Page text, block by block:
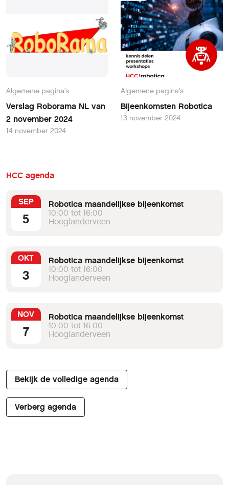
Algemene pagina's
Verslag Roborama NL van
2 november 2024
14 november 2024
Algemene pagina's
Bijeenkomsten Robotica
13 november 2024
HCC agenda
SEP
5
Robotica maandelijkse bijeenkomst
10:00 tot 16:00
Hooglanderveen
OKT
3
Robotica maandelijkse bijeenkomst
10:00 tot 16:00
Hooglanderveen
NOV
7
Robotica maandelijkse bijeenkomst
10:00 tot 16:00
Hooglanderveen
Bekijk de volledige agenda
Verberg agenda